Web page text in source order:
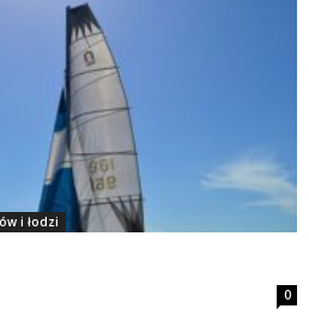
i łodzi
0